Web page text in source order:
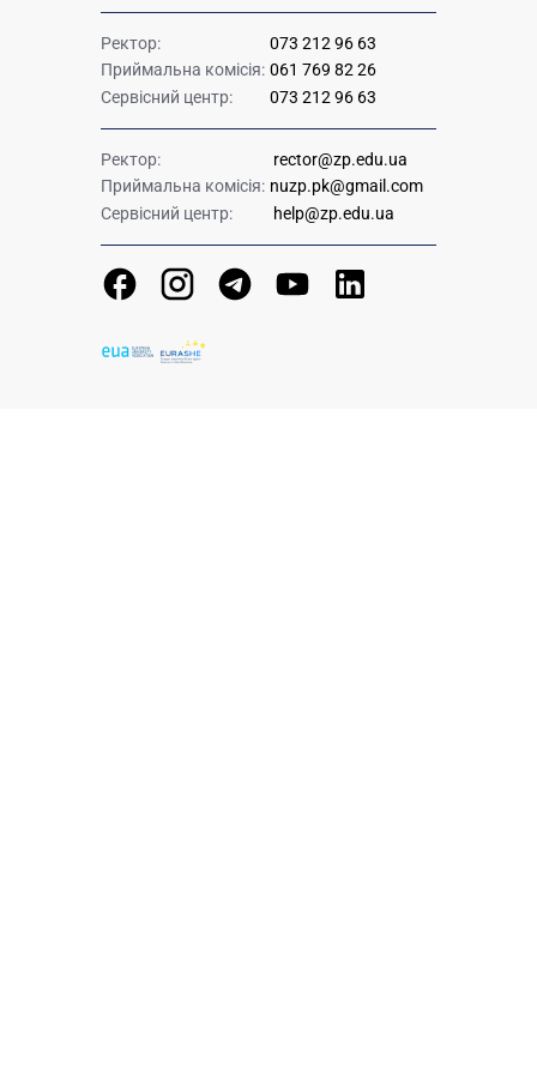
Ректор:
073 212 96 63
Приймальна комісія: 061 769 82 26
Сервісний центр:
073 212 96 63
Ректор:
rector@zp.edu.ua
Приймальна комісія: nuzp.pk@gmail.com
Сервісний центр:
help@zp.edu.ua